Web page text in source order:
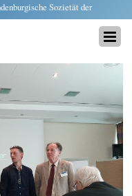
Sozietät der